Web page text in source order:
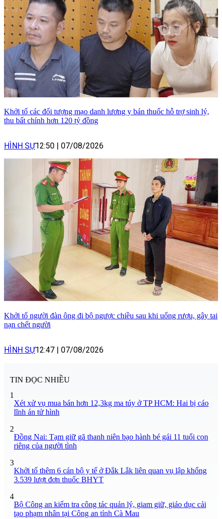
Khởi tố các đối tượng mạo danh lương y bán thuốc hỗ trợ sinh lý,
thu bất chính hơn 120 tỷ đồng
HÌNH SỰ12:50 | 07/08/2026
Khởi tố người đàn ông đi bộ ngược chiều sau khi uống rượu, gây tai
nạn chết người
HÌNH SỰ12:47 | 07/08/2026
TIN ĐỌC NHIỀU
1
Xét xử vụ mua bán hơn 12,3kg ma túy ở TP HCM: Hai bị cáo
lĩnh án tử hình
2
Đồng Nai: Tạm giữ gã thanh niên bạo hành bé gái 11 tuổi con
riêng của người tình
3
Khởi tố thêm 6 cán bộ y tế ở Đắk Lắk liên quan vụ lập khống
3.539 lượt đơn thuốc BHYT
4
Bộ Công an kiểm tra công tác quản lý, giam giữ, giáo dục cải
tạo phạm nhân tại Công an tỉnh Cà Mau